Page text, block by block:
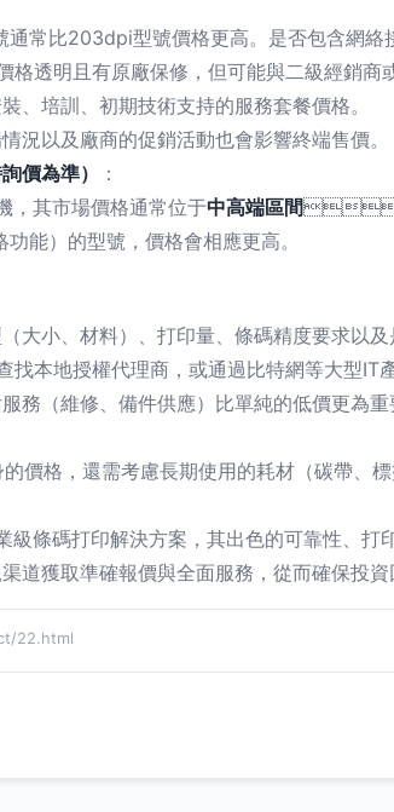
比203dpi型號價格更高。是否包含網絡接
透明且有原廠保修，但可能與二級經銷商或電
、培訓、初期技術支持的服務套餐價格。
況以及廠商的促銷活動也會影響終端售價。
價為準）
：
，其市場價格通常位于中高端區間
能）的型號，價格會相應更高。
小、材料）、打印量、條碼精度要求以及
本地授權代理商，或通過比特網等大型IT產品庫
務（維修、備件供應）比單純的低價更為
價格，還需考慮長期使用的耗材（碳帶、
碼打印解決方案，其出色的可靠性、
獲取準確報價與全面服務，從而確保投資回
22.html